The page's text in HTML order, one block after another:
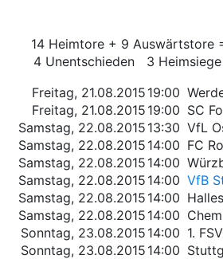
14 Heimtore + 9 Auswärtstore
4 Unentschieden 3
Freitag, 21.08.2015 19:00
Freitag, 21.08.2015 19:00 SC
Samstag, 22.08.2015 13:30 VfL
Samstag, 22.08.2015 14:00 FC
Samstag, 22.08.2015 14:00
Samstag, 22.08.2015 14:00 VfB
Samstag, 22.08.2015 14:00
Samstag, 22.08.2015 14:00
Sonntag, 23.08.2015 14:00 1.
Sonntag, 23.08.2015 14:00